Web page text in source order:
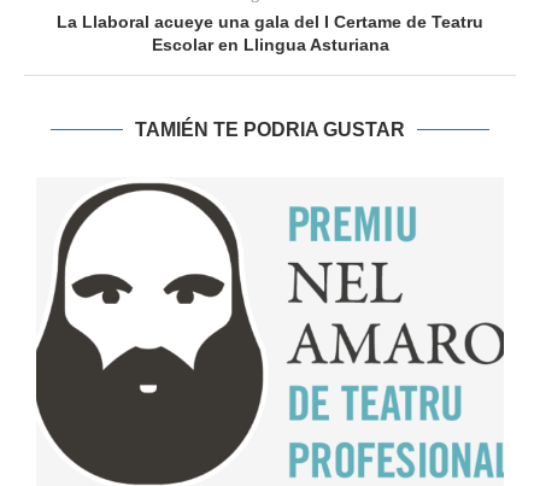
La Llaboral acueye una gala del I Certame de Teatru
Escolar en Llingua Asturiana
TAMIÉN TE PODRIA GUSTAR